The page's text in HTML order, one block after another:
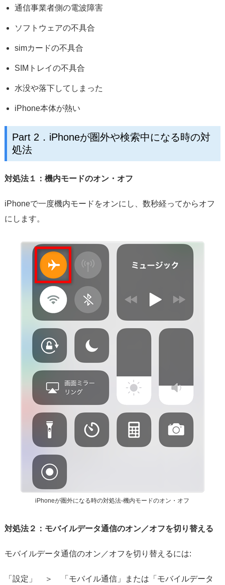
通信事業者側の電波障害
ソフトウェアの不具合
simカードの不具合
SIMトレイの不具合
水没や落下してしまった
iPhone本体が熱い
Part 2．iPhoneが圏外や検索中になる時の対
処法
対処法１：機内モードのオン・オフ
iPhoneで一度機内モードをオンにし、数秒経ってからオフ
にします。
iPhoneが圏外になる時の対処法-機内モードのオン・オフ
対処法２：モバイルデータ通信のオン／オフを切り替える
モバイルデータ通信のオン／オフを切り替えるには:
「設定」 ＞ 「モバイル通信」または「モバイルデータ